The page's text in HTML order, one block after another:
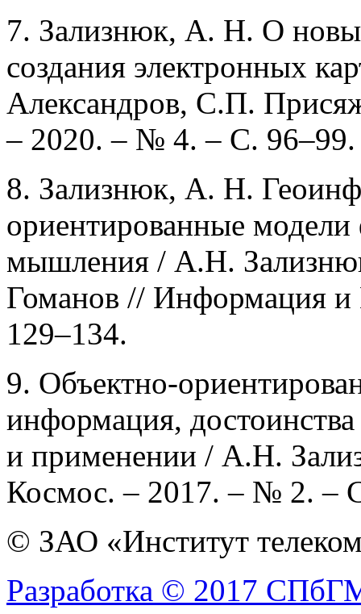
7. Зализнюк, А. Н. О
создания электронных
Александров, С.П.
– 2020. – № 4. – С. 96–99.
8. Зализнюк, А. Н.
ориентированные
мышления / А.Н.
Гоманов // Информация
129–134.
9. Объектно-
информация,
и применении / А.Н.
Космос. – 2017. – № 2. –
© ЗАО «Институт
Разработка © 2017